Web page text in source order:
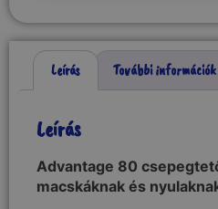
Leírás További információk
Leírás
Advantage 80
macskáknak és